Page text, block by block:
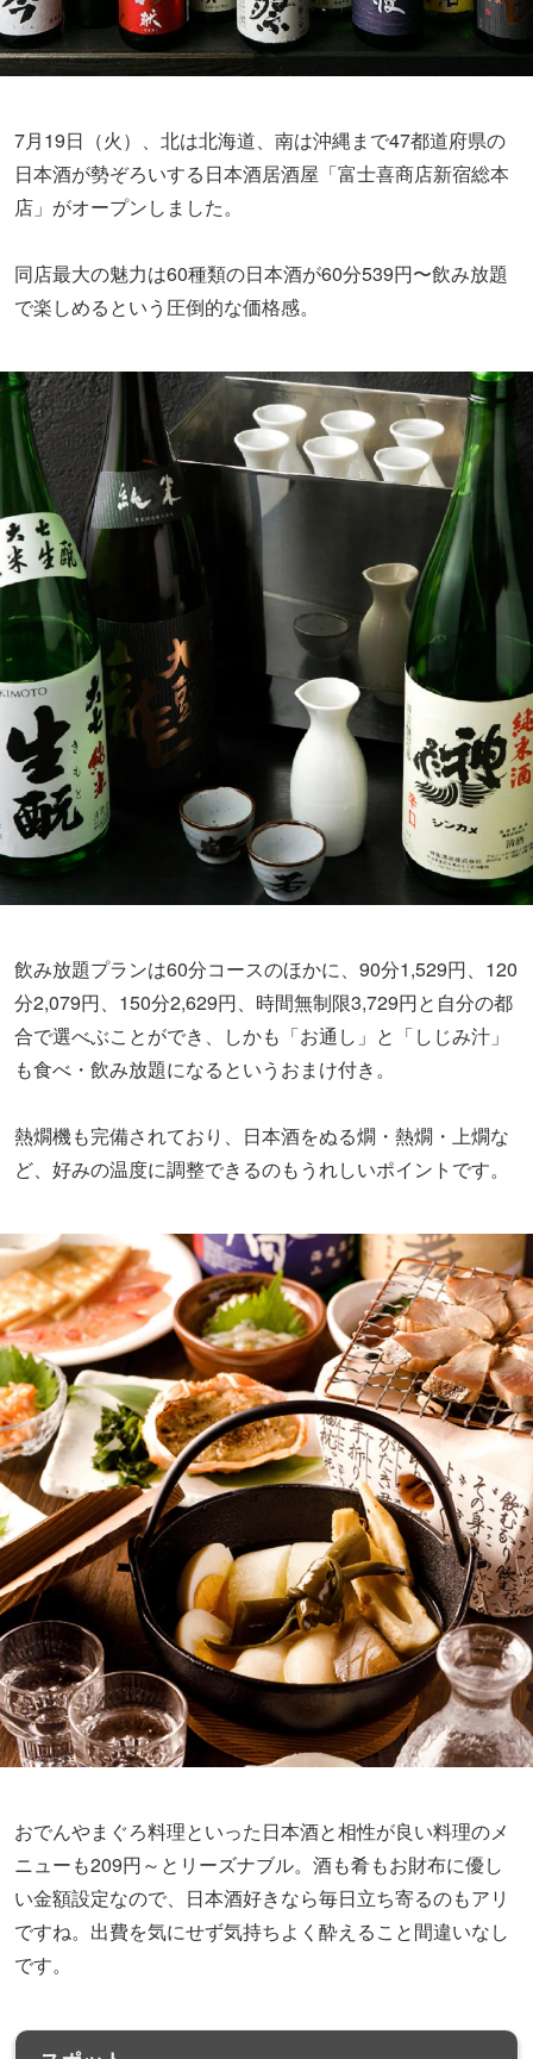
7月19日（火）、北は北海道、南は沖縄まで47都道府県の
日本酒が勢ぞろいする日本酒居酒屋「富士喜商店新宿総本
店」がオープンしました。
同店最大の魅力は60種類の日本酒が60分539円〜飲み放題
で楽しめるという圧倒的な価格感。
飲み放題プランは60分コースのほかに、90分1,529円、120
分2,079円、150分2,629円、時間無制限3,729円と自分の都
合で選べぶことができ、しかも「お通し」と「しじみ汁」
も食べ・飲み放題になるというおまけ付き。
熱燗機も完備されており、日本酒をぬる燗・熱燗・上燗な
ど、好みの温度に調整できるのもうれしいポイントです。
おでんやまぐろ料理といった日本酒と相性が良い料理のメ
ニューも209円～とリーズナブル。酒も肴もお財布に優し
い金額設定なので、日本酒好きなら毎日立ち寄るのもアリ
ですね。出費を気にせず気持ちよく酔えること間違いなし
です。